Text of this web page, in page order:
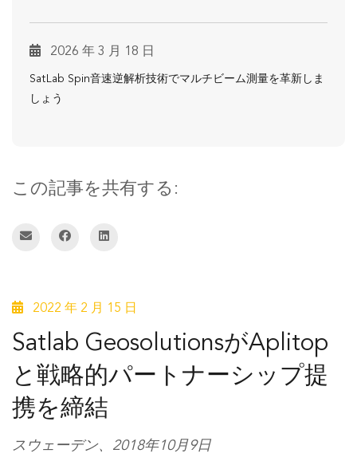
2026 年 3 月 18 日
SatLab Spin音速逆解析技術でマルチビーム測量を革新しま
しょう
この記事を共有する:
2022 年 2 月 15 日
Satlab GeosolutionsがAplitop
と戦略的パートナーシップ提
携を締結
スウェーデン、2018年10月9日